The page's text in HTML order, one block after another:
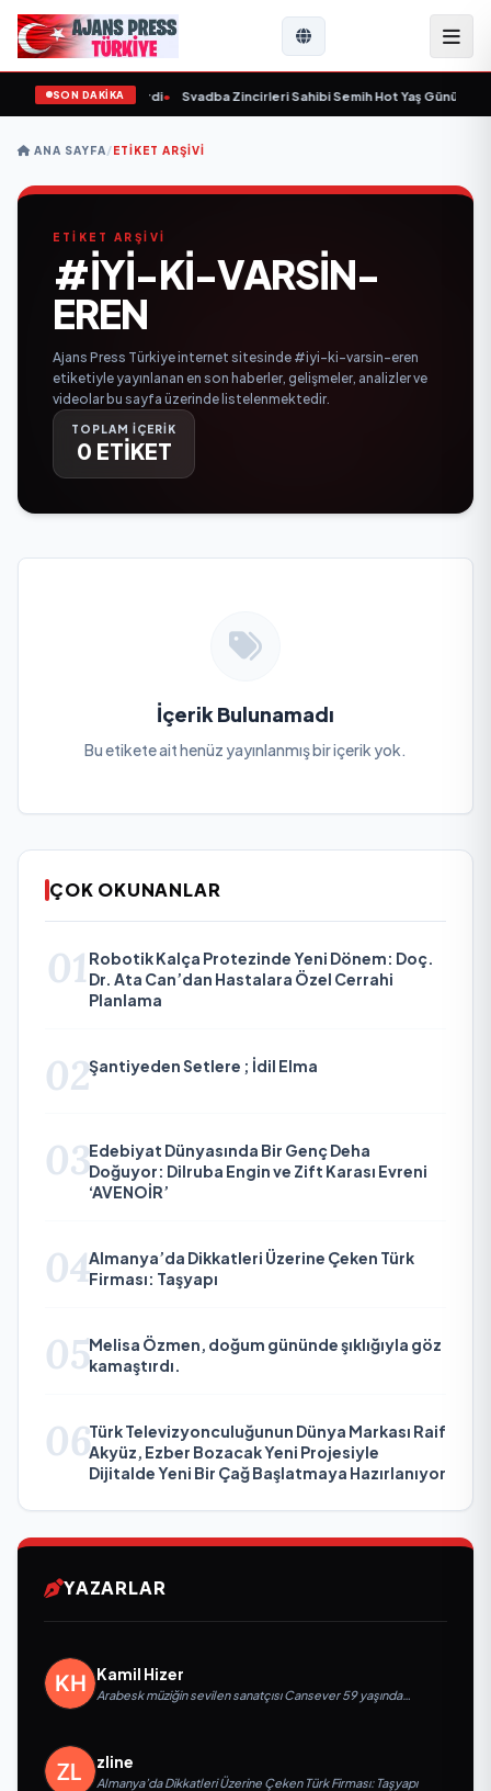
SON DAKİKA
yaşamını yitirdi• Svadba Zincirleri Sahibi Semih Hot Yaş Gününü
ANA SAYFA/ETIKET ARŞIVI
ETİKET ARŞİVİ
#IYI-KI-VARSIN-
EREN
Ajans Press Türkiye internet sitesinde #iyi-ki-varsin-eren
etiketiyle yayınlanan en son haberler, gelişmeler, analizler ve
videolar bu sayfa üzerinde listelenmektedir.
TOPLAM İÇERİK
0 ETİKET
İçerik Bulunamadı
Bu etikete ait henüz yayınlanmış bir içerik yok.
ÇOK OKUNANLAR
01 Robotik Kalça Protezinde Yeni Dönem: Doç.
Dr. Ata Can’dan Hastalara Özel Cerrahi
Planlama
02Şantiyeden Setlere ; İdil Elma
03Edebiyat Dünyasında Bir Genç Deha
Doğuyor: Dilruba Engin ve Zift Karası Evreni
‘AVENOİR’
04Almanya’da Dikkatleri Üzerine Çeken Türk
Firması: Taşyapı
05Melisa Özmen, doğum gününde şıklığıyla göz
kamaştırdı.
06Türk Televizyonculuğunun Dünya Markası Raif
Akyüz, Ezber Bozacak Yeni Projesiyle
Dijitalde Yeni Bir Çağ Başlatmaya Hazırlanıyor
YAZARLAR
Kamil Hizer
Arabesk müziğin sevilen sanatçısı Cansever 59 yaşında
zline
Almanya’da Dikkatleri Üzerine Çeken Türk Firması: Taşyapı